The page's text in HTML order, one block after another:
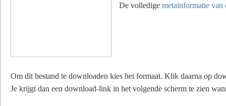
De volledige metainformatie van
Om dit bestand te downloaden kies het formaat. Klik daarna op
Je krijgt dan een download-link in het volgende scherm te zien